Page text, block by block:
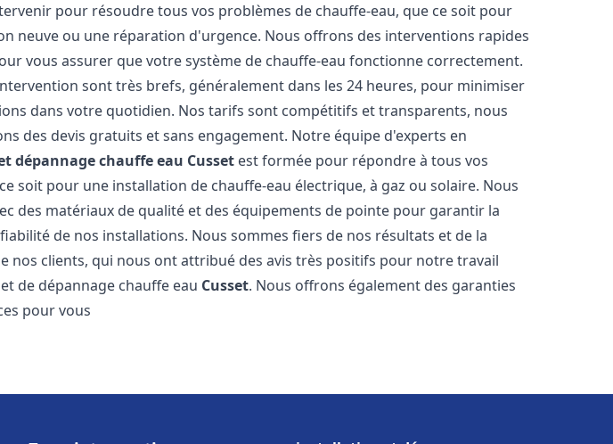
pour résoudre tous vos problèmes de chauffe-eau, que ce soit pour
neuve ou une réparation d'urgence. Nous offrons des interventions rapides
vous assurer que votre système de chauffe-eau fonctionne correctement.
sont très brefs, généralement dans les 24 heures, pour minimiser
dans votre quotidien. Nos tarifs sont compétitifs et transparents, nous
des devis gratuits et sans engagement. Notre équipe d'experts en
dépannage chauffe eau Cusset est formée pour répondre à tous vos
soit pour une installation de chauffe-eau électrique, à gaz ou solaire. Nous
des matériaux de qualité et des équipements de pointe pour garantir la
de nos installations. Nous sommes fiers de nos résultats et de la
nos clients, qui nous ont attribué des avis très positifs pour notre travail
de dépannage chauffe eau Cusset. Nous offrons également des garanties
pour vous